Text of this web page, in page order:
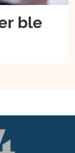
ble